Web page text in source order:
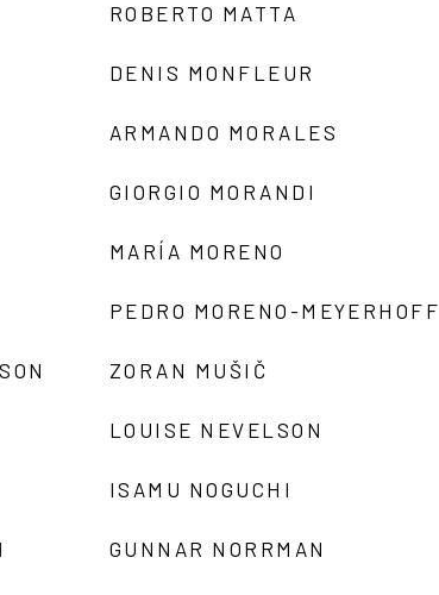
ROBERTO MATTA
DENIS MONFLEUR
ARMANDO MORALES
GIORGIO MORANDI
MARÍA MORENO
PEDRO MORENO-MEYERHOFF
ZORAN MUŠIČ
LOUISE NEVELSON
ISAMU NOGUCHI
GUNNAR NORRMAN